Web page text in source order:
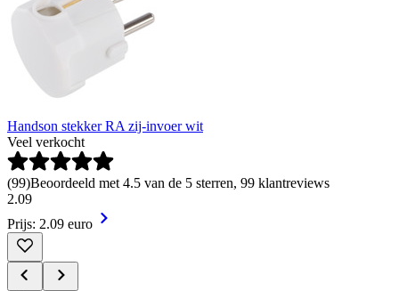
Handson stekker RA zij-invoer wit
Veel verkocht
(99)Beoordeeld met 4.5 van de 5 sterren, 99 klantreviews
2.09
Prijs: 2.09 euro